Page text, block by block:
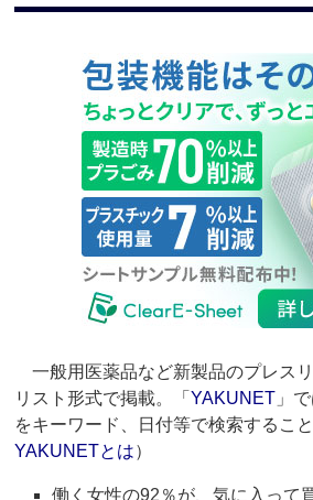
一般用医薬品など新製品のプレス
リスト形式で掲載。「YAKUNET 」
をキーワード、日付等で検索するこ
YAKUNETとは）
働く女性の92％が、気に入って